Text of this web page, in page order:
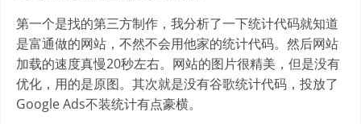
第一个是找的第三方制作，我分析了一下统计代码就知道
是富通做的网站，不然不会用他家的统计代码。然后网站
加载的速度真慢20秒左右。网站的图片很精美，但是没有
优化，用的是原图。其次就是没有谷歌统计代码，投放了
Google Ads不装统计有点豪横。